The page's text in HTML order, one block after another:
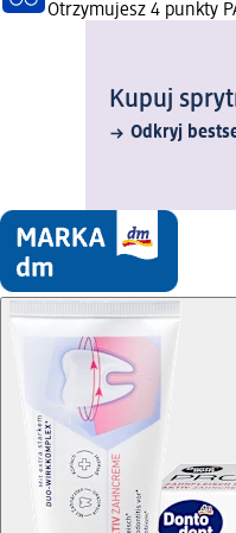
Otrzymujesz 4 punkty
Kupuj
Odkryj